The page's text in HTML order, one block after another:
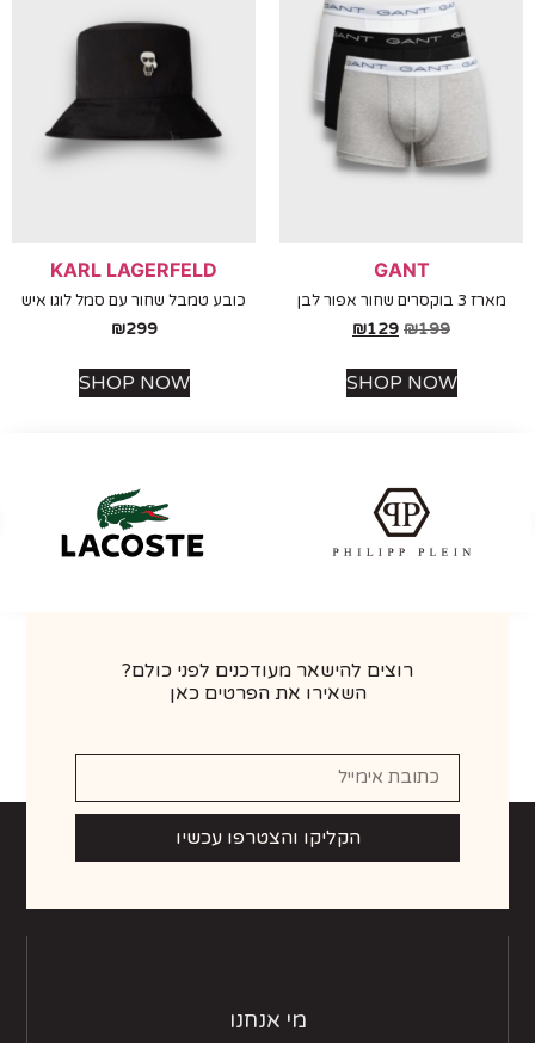
GANT
₪
₪129
SHOP NOW
KARL LAGERFELD
כובע טמבל שחור עם סמל לוגו איש
₪
SHOP NOW
רוצים להישאר מעודכנים לפני כולם?
השאירו את הפרטים כאן
הקליקו והצטרפו עכשיו
מי אנחנו